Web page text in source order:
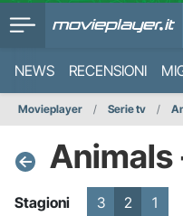
NEWS RECENSIONI
Movieplayer Serie tv
Animals
Stagioni 3 2 1